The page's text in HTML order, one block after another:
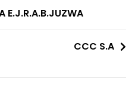
E.J.R.A.B.JUZWA
CCC S.A